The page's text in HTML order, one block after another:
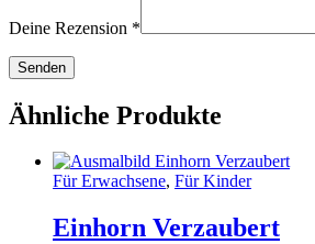
Deine Rezension *
Ähnliche Produkte
Für Erwachsene, Für Kinder
Einhorn Verzaubert